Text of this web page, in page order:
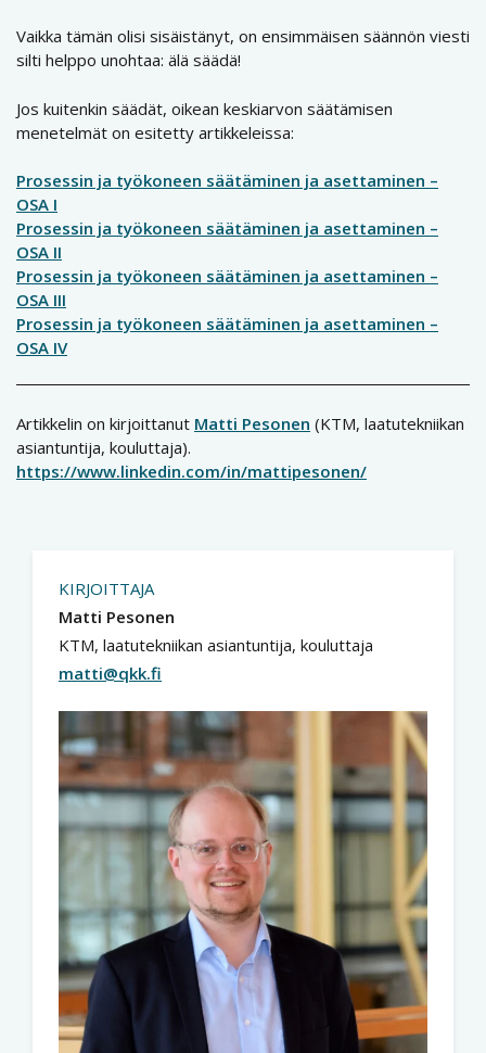
Vaikka tämän olisi sisäistänyt, on ensimmäisen säännön viesti
silti helppo unohtaa: älä säädä!
Jos kuitenkin säädät, oikean keskiarvon säätämisen
menetelmät on esitetty artikkeleissa:
Prosessin ja työkoneen säätäminen ja asettaminen –
OSA I
Prosessin ja työkoneen säätäminen ja asettaminen –
OSA II
Prosessin ja työkoneen säätäminen ja asettaminen –
OSA III
Prosessin ja työkoneen säätäminen ja asettaminen –
OSA IV
Artikkelin on kirjoittanut Matti Pesonen (KTM, laatutekniikan
asiantuntija, kouluttaja).
https://www.linkedin.com/in/mattipesonen/
KIRJOITTAJA
Matti Pesonen
KTM, laatutekniikan asiantuntija, kouluttaja
matti@qkk.fi